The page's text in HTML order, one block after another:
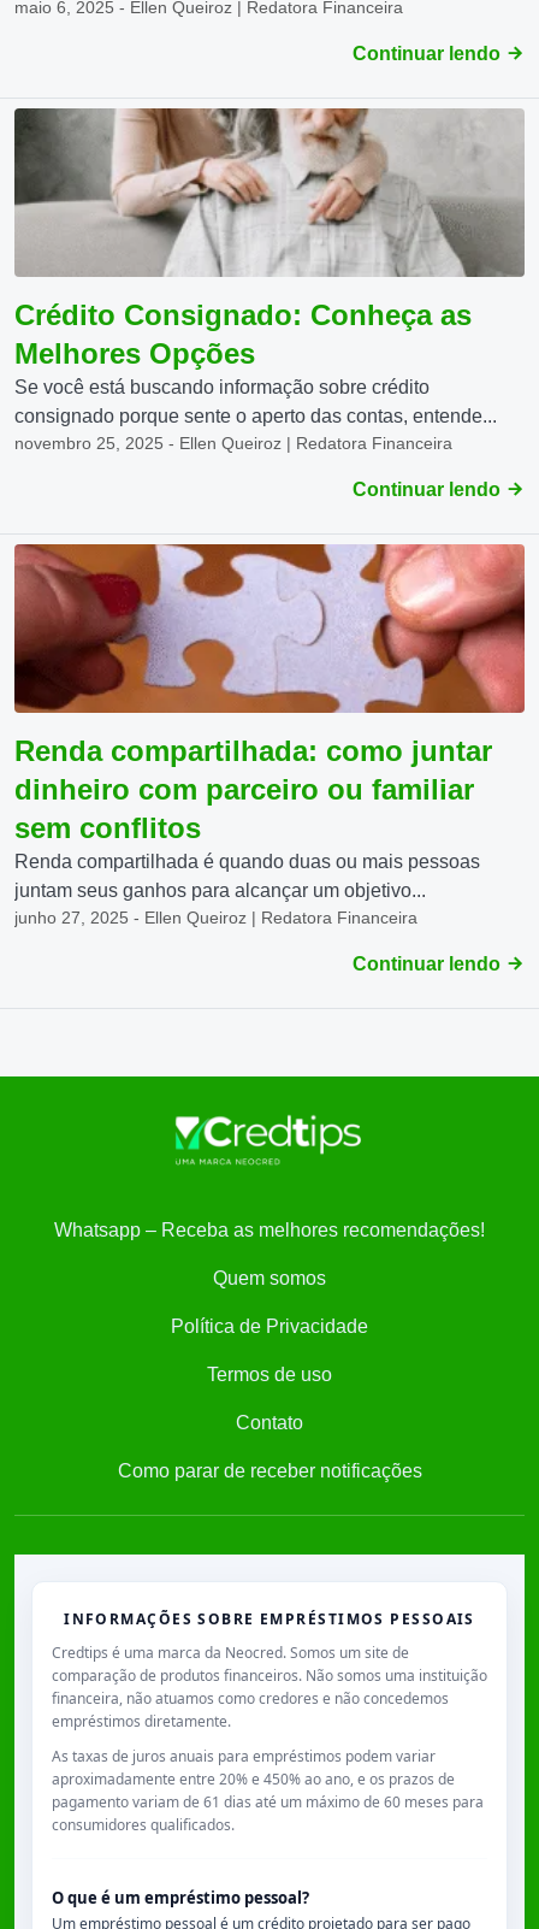
maio 6, 2025 - Ellen Queiroz | Redatora Financeira
Continuar lendo
Crédito Consignado: Conheça as
Melhores Opções
Se você está buscando informação sobre crédito
consignado porque sente o aperto das contas, entende...
novembro 25, 2025 - Ellen Queiroz | Redatora Financeira
Continuar lendo
Renda compartilhada: como juntar
dinheiro com parceiro ou familiar
sem conflitos
Renda compartilhada é quando duas ou mais pessoas
juntam seus ganhos para alcançar um objetivo...
junho 27, 2025 - Ellen Queiroz | Redatora Financeira
Continuar lendo
Whatsapp – Receba as melhores recomendações!
Quem somos
Política de Privacidade
Termos de uso
Contato
Como parar de receber notificações
INFORMAÇÕES SOBRE EMPRÉSTIMOS PESSOAIS
Credtips é uma marca da Neocred. Somos um site de
comparação de produtos financeiros. Não somos uma instituição
financeira, não atuamos como credores e não concedemos
empréstimos diretamente.
As taxas de juros anuais para empréstimos podem variar
aproximadamente entre 20% e 450% ao ano, e os prazos de
pagamento variam de 61 dias até um máximo de 60 meses para
consumidores qualificados.
O que é um empréstimo pessoal?
Um empréstimo pessoal é um crédito projetado para ser pago